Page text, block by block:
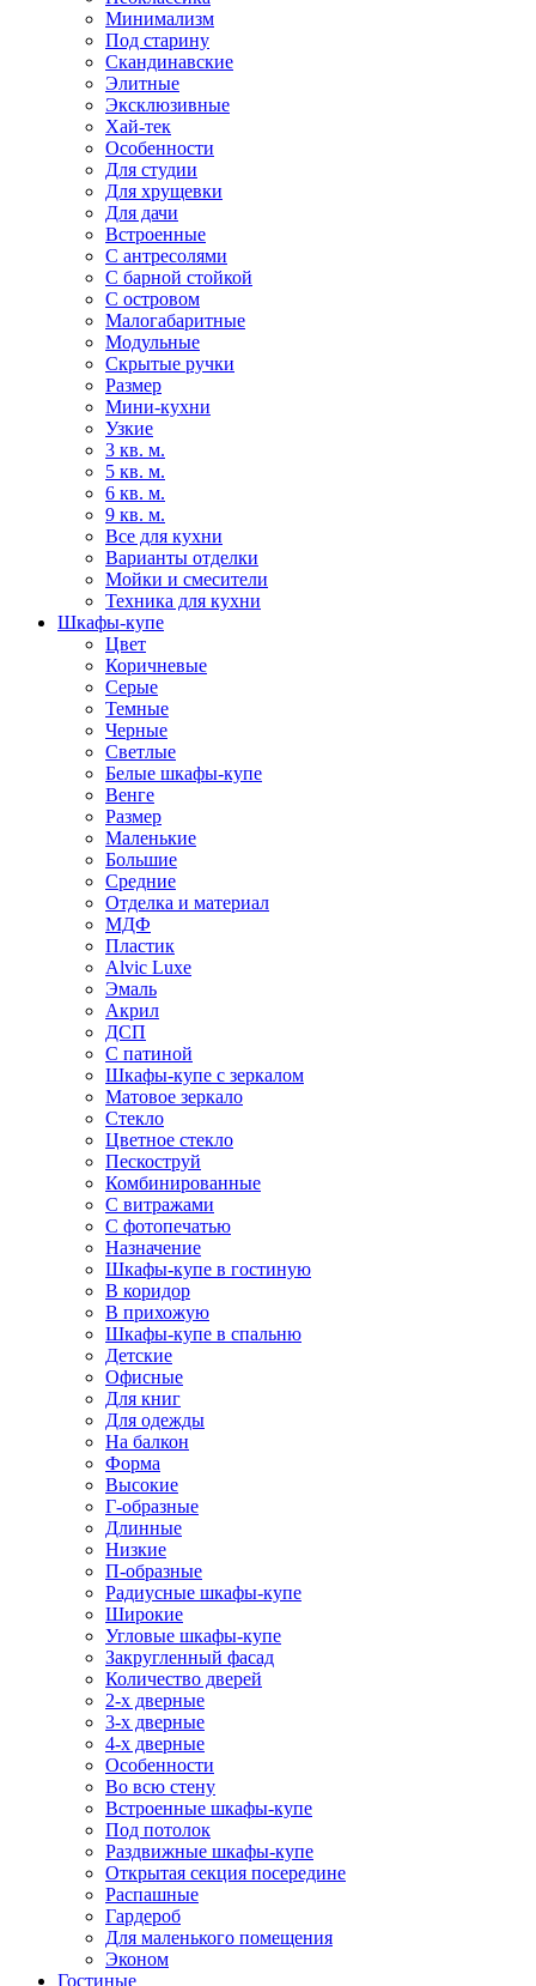
Минимализм
Под старину
Скандинавские
Элитные
Эксклюзивные
Хай-тек
Особенности
Для студии
Для хрущевки
Для дачи
Встроенные
С антресолями
С барной стойкой
С островом
Малогабаритные
Модульные
Скрытые ручки
Размер
Мини-кухни
Узкие
3 кв. м.
5 кв. м.
6 кв. м.
9 кв. м.
Все для кухни
Варианты отделки
Мойки и смесители
Техника для кухни
Шкафы-купе
Цвет
Коричневые
Серые
Темные
Черные
Светлые
Белые шкафы-купе
Венге
Размер
Маленькие
Большие
Средние
Отделка и материал
МДФ
Пластик
Alvic Luxe
Эмаль
Акрил
ДСП
С патиной
Шкафы-купе с зеркалом
Матовое зеркало
Стекло
Цветное стекло
Пескоструй
Комбинированные
С витражами
С фотопечатью
Назначение
Шкафы-купе в гостиную
В коридор
В прихожую
Шкафы-купе в спальню
Детские
Офисные
Для книг
Для одежды
На балкон
Форма
Высокие
Г-образные
Длинные
Низкие
П-образные
Радиусные шкафы-купе
Широкие
Угловые шкафы-купе
Закругленный фасад
Количество дверей
2-х дверные
3-х дверные
4-х дверные
Особенности
Во всю стену
Встроенные шкафы-купе
Под потолок
Раздвижные шкафы-купе
Открытая секция посередине
Распашные
Гардероб
Для маленького помещения
Эконом
Гостиные